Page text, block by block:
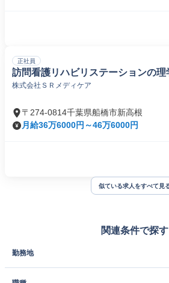
正社員
訪問看護リハビリステーションの理
株式会社ＳＲメディケア
〒274-0814千葉県船橋市新高根
月給36万6000円～46万6000円
似ている求人をすべて見
関連条件で探す
勤務地